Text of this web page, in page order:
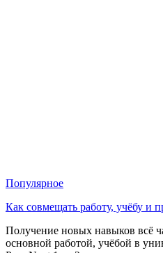
Популярное
Как совмещать работу, учёбу и
Получение новых навыков всё
основной работой, учёбой в